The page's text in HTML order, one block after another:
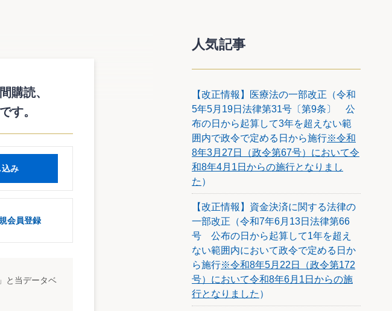
価され、時価総額が一定以上で
、「継続企業の前提に重要な
されている。いわゆるゴーイン
購読、
す。
込み
会員登録
と当データベ
人気記事
【改正情報】医療法の一部改正（令和
5年5月19日法律第31号〔第9条〕 公
布の日から起算して3年を超えない範
囲内で政令で定める日から施行※令和
8年3月27日（政令第67号）において令
和8年4月1日からの施行となりまし
た ）
【改正情報】資金決済に関する法律の
一部改正（令和7年6月13日法律第66
号 公布の日から起算して1年を超え
ない範囲内において政令で定める日か
ら施行※令和8年5月22日（政令第172
号）において令和8年6月1日からの施
行となりました ）